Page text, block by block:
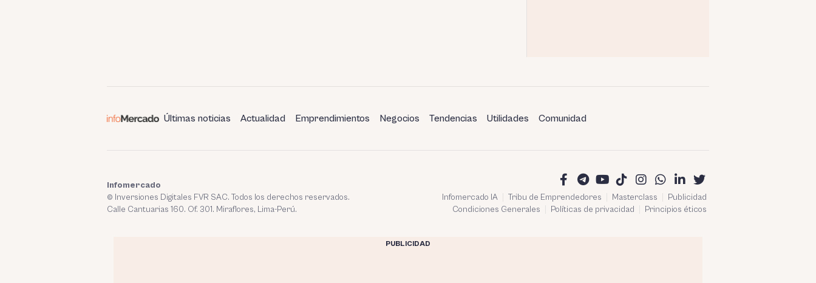
Últimas noticias Actualidad Emprendimientos Negocios Tendencias Utilidades Comunidad
Infomercado IA Tribu de Emprendedores Masterclass
Publicidad
Condiciones Generales
Políticas de privacidad Principios éticos
Infomercado
© Inversiones Digitales FVR SAC. Todos los derechos reservados.
Calle Cantuarias 160. Of. 301. Miraflores, Lima-Perú.
PUBLICIDAD